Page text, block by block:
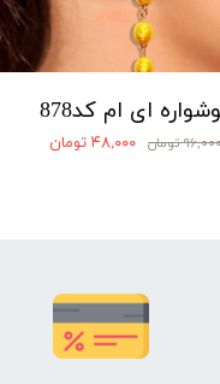
ای ام کد878
تومان ۴۸,۰۰۰ تومان